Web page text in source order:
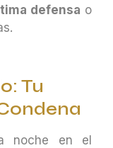
defensa o
Tu
noche en el